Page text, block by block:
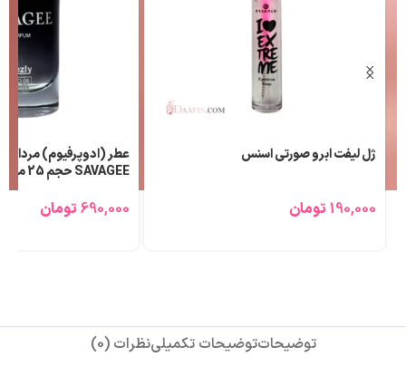
ژل لیفت ابرو صورتی اسنس
190,000 تومان
عطر (ادوپرفیوم) مردانه
SAVAGEE حجم 25 میلی لیتر
690,000 تومان
توضیحاتتوضیحات تکمیلینظرات (0)